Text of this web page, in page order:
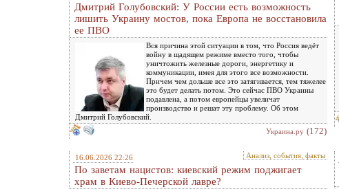
Дмитрий Голубовский: У России есть возможность
лишить Украину мостов, пока Европа не восстановила
ее ПВО
Вся причина этой ситуации в том, что Россия ведёт
войну в щадящем режиме вместо того, чтобы
уничтожить железные дороги, энергетику и
коммуникации, имея для этого все возможности.
Причем чем дольше все это затягивается, тем тяжелее
это будет делать потом. Это сейчас ПВО Украины
подавлена, а потом европейцы увеличат
производство и решат эту проблему. Об этом
Дмитрий Голубовский.
Украина.ру (172)
16.06.2026 22:26 Анализ, события, факты
По заветам нацистов: киевский режим поджигает
храм в Киево-Печерской лавре?